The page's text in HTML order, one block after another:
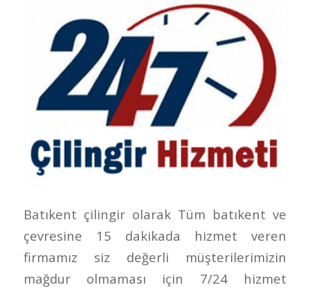
Batıkent çilingir olarak Tüm batıkent ve
çevresine 15 dakikada hizmet veren
firmamız siz değerli müşterilerimizin
mağdur olmaması için 7/24 hizmet